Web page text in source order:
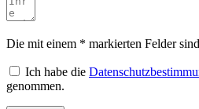
Die mit einem * markierten Felder
Ich habe die
genommen.